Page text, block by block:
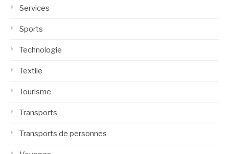
Services
Sports
Technologie
Textile
Tourisme
Transports
Transports de personnes